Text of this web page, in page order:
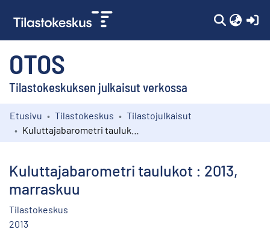
OTOS
Tilastokeskuksen julkaisut verkossa
Kokoelmat
Etusivu Tilastokeskus
Tilastojulkaisut
Kuluttajabarometri taulukot : 2013,
marraskuu
Tilastokeskus
2013